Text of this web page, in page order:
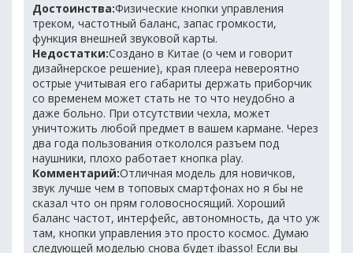
Достоинства:Физические кнопки управления
треком, частотный баланс, запас громкости,
функция внешней звуковой карты.
Недостатки:Создано в Китае (о чем и говорит
дизайнерское решение), края плеера невероятно
острые учитывая его габариты держать приборчик
со временем может стать не то что неудобно а
даже больно. При отсутствии чехла, может
уничтожить любой предмет в вашем кармане. Через
два года пользования откололся разъем под
наушники, плохо работает кнопка play.
Комментарий:Отличная модель для новичков,
звук лучше чем в топовых смартфонах но я бы не
сказал что он прям головосносящий. Хороший
баланс частот, интерфейс, автономность, да что уж
там, кнопки управления это просто космос. Думаю
следующей моделью снова будет ibasso! Если вы